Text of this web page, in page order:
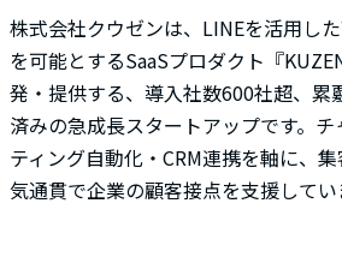
株式会社クウゼンは、LINEを活用し
を可能とするSaaSプロダクト『
発・提供する、導入社数600社超、累
済みの急成長スタートアップです。
ティング自動化・CRM連携を軸に、
気通貫で企業の顧客接点を支援してい